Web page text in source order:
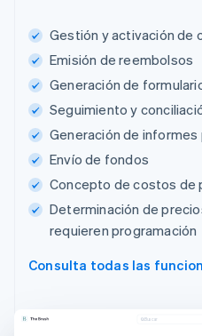
Gestión y activación de
Emisión de reembolsos
Generación de
Seguimiento y
Generación de
Envío de fondos
Concepto de costos de
Determinación de
requieren programación
Consulta todas las
Buscar